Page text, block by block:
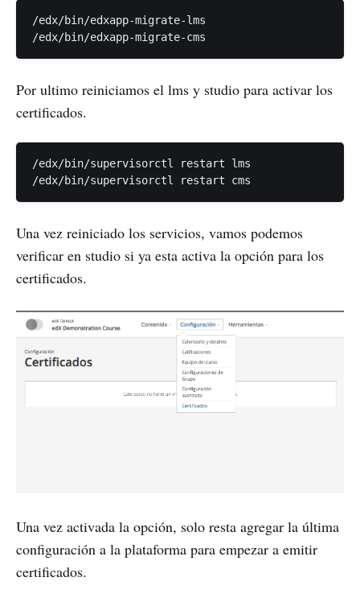
/edx/bin/edxapp-migrate-lms
Por ultimo reiniciamos el lms y studio para activar los
certificados.
/edx/bin/supervisorctl restart lms
Una vez reiniciado los servicios, vamos podemos
verificar en studio si ya esta activa la opción para los
certificados.
Una vez activada la opción, solo resta agregar la última
configuración a la plataforma para empezar a emitir
certificados.